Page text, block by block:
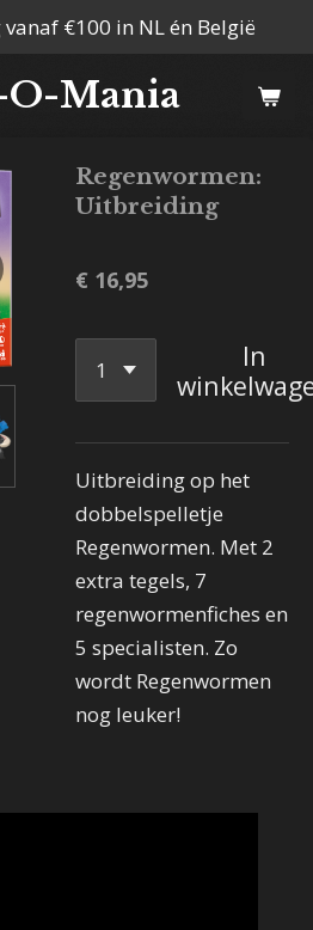
O-Mania
€100 in NL én België
Regenwormen:
Uitbreiding
€ 16,95
In
Uitbreiding op het
dobbelspelletje
Regenwormen. Met 2
extra tegels, 7
regenwormenfiches en
5 specialisten. Zo
wordt Regenwormen
nog leuker!